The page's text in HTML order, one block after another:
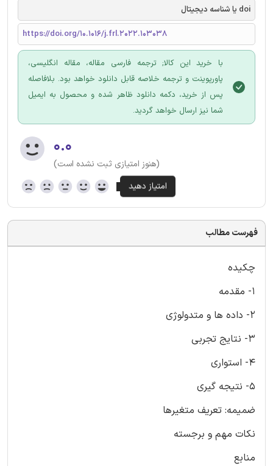
doi یا شناسه دیجیتال
https://doi.org/10.1016/j.frl.2022.103038
با خرید این کالا; ترجمه فارسی مقاله، مقاله انگلیسی،
پاورپوینت و ترجمه خلاصه قابل دانلود خواهد بود. بلافاصله
پس از خرید، دکمه دانلود ظاهر شده و محصول به ایمیل
شما نیز ارسال خواهد گردید.
۰.۰
(هنوز امتیازی ثبت نشده است)
فهرست مطالب
چکیده
1- مقدمه
2- داده ها و متدولوژی
3- نتایج تجربی
4- استواری
5- نتیجه گیری
ضمیمه: تعریف متغیرها
نکات مهم و برجسته
منابع